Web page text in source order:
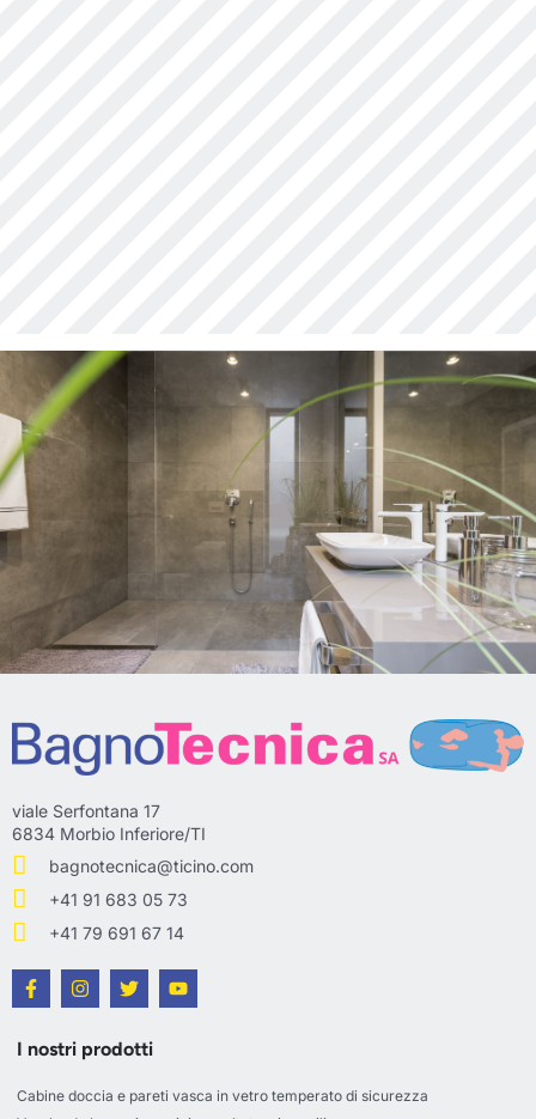
viale Serfontana 17
6834 Morbio Inferiore/TI
bagnotecnica@ticino.com
+41 91 683 05 73
+41 79 691 67 14
I nostri prodotti
Cabine doccia e pareti vasca in vetro temperato di sicurezza